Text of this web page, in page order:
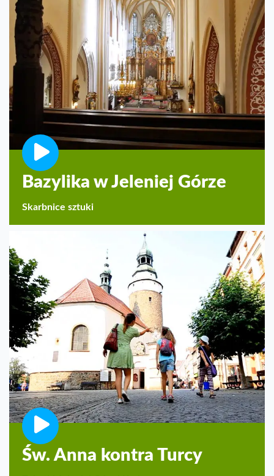
Bazylika w Jeleniej Górze
Skarbnice sztuki
Św. Anna kontra Turcy